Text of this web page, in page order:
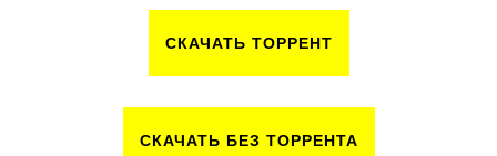
СКАЧАТЬ ТОРРЕНТ
СКАЧАТЬ БЕЗ ТОРРЕНТА